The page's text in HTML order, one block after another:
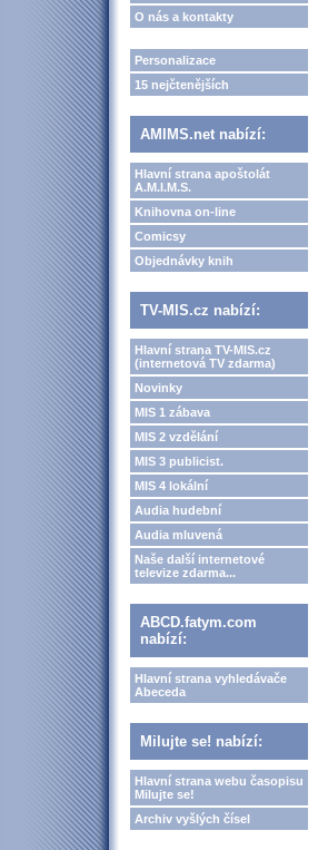
O nás a kontakty
Personalizace
15 nejčtenějších
AMIMS.net nabízí:
Hlavní strana apoštolát
A.M.I.M.S.
Knihovna on-line
Comicsy
Objednávky knih
TV-MIS.cz nabízí:
Hlavní strana TV-MIS.cz
(internetová TV zdarma)
Novinky
MIS 1 zábava
MIS 2 vzdělání
MIS 3 publicist.
MIS 4 lokální
Audia hudební
Audia mluvená
Naše další internetové
televize zdarma...
ABCD.fatym.com
nabízí:
Hlavní strana vyhledávače
Abeceda
Milujte se! nabízí:
Hlavní strana webu časopisu
Milujte se!
Archiv vyšlých čísel